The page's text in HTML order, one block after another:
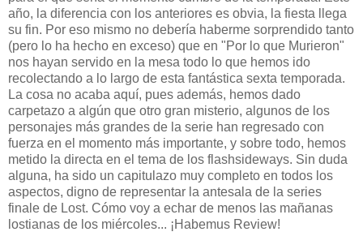
año, la diferencia con los anteriores es obvia, la fiesta llega
su fin. Por eso mismo no debería haberme sorprendido tanto
(pero lo ha hecho en exceso) que en "Por lo que Murieron"
nos hayan servido en la mesa todo lo que hemos ido
recolectando a lo largo de esta fantástica sexta temporada.
La cosa no acaba aquí, pues además, hemos dado
carpetazo a algún que otro gran misterio, algunos de los
personajes más grandes de la serie han regresado con
fuerza en el momento más importante, y sobre todo, hemos
metido la directa en el tema de los flashsideways. Sin duda
alguna, ha sido un capitulazo muy completo en todos los
aspectos, digno de representar la antesala de la series
finale de Lost. Cómo voy a echar de menos las mañanas
lostianas de los miércoles... ¡Habemus Review!